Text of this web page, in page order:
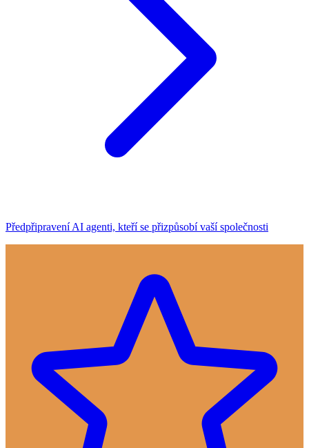
Předpřipravení AI agenti, kteří se přizpůsobí vaší společnosti